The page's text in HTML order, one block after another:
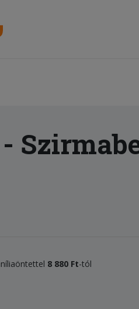
-
8 880 Ft-tól